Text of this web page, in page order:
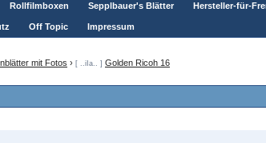
Rollfilmboxen Sepplbauer's Blätter Hersteller-für-
Off Topic Impressum
mit Fotos › [ ..iIa.. ] Golden Ricoh 16